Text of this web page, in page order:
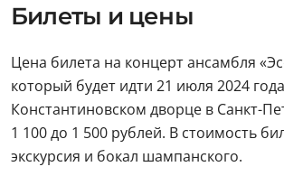
Билеты и цены
Цена билета на концерт ансамбля
который будет идти 21 июля 2024
Константиновском дворце в Санкт-
1 100 до 1 500 рублей. В стоимость
экскурсия и бокал шампанского.